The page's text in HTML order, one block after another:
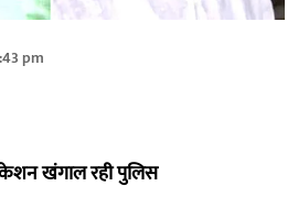
pm
खंगाल रही पुलिस